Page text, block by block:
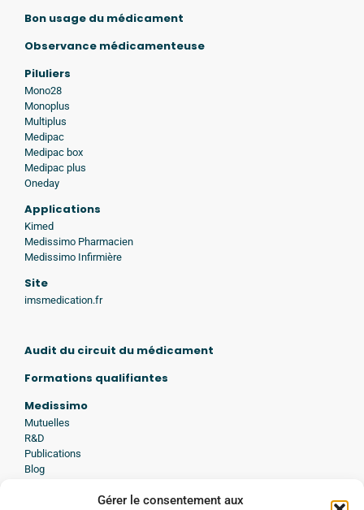
Gérer le consentement aux
Bon usage du médicament
Observance médicamenteuse
Piluliers
Mono28
Monoplus
Multiplus
Medipac
Medipac box
Medipac plus
Oneday
Applications
Kimed
Medissimo Pharmacien
Medissimo Infirmière
Site
imsmedication.fr
Audit du circuit du médicament
Formations qualifiantes
Medissimo
Mutuelles
R&D
Publications
Blog